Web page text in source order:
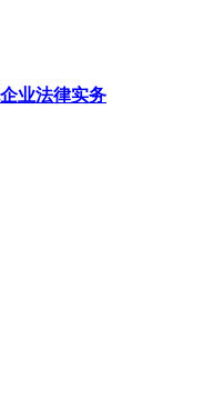
业法律实务